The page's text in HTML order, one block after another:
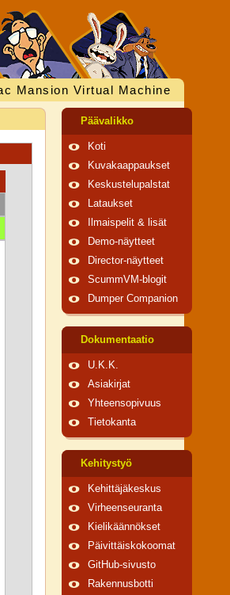
Mansion Virtual Machine
Päävalikko
Koti
Kuvakaappaukset
Keskustelupalstat
Lataukset
Ilmaispelit & lisät
Demo-näytteet
Director-näytteet
ScummVM-blogit
Dumper Companion
Dokumentaatio
U.K.K.
Asiakirjat
Yhteensopivuus
Tietokanta
Kehitystyö
Kehittäjäkeskus
Virheenseuranta
Kielikäännökset
Päivittäiskokoomat
GitHub-sivusto
Rakennusbotti